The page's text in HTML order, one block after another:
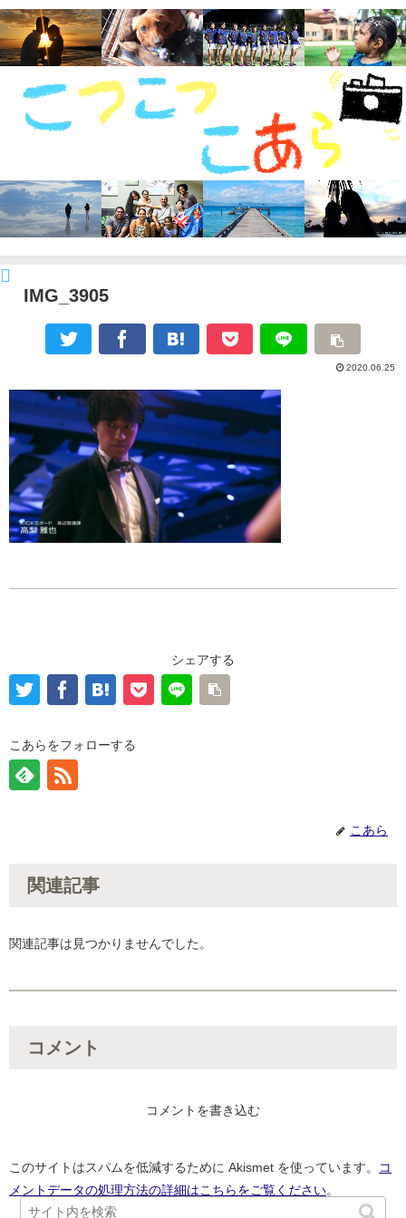
IMG_3905
2020.06.25
シェアする
こあらをフォローする
こあら
関連記事
関連記事は見つかりませんでした。
コメント
コメントを書き込む
このサイトはスパムを低減するために Akismet を使っています。
コ
メントデータの処理方法の詳細はこちらをご覧ください。